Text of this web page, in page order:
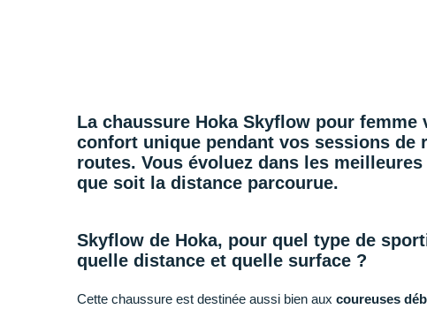
Lachaussure Hoka Skyflow pour femme
confort unique pendant vos sessions de
routes. Vous évoluez dans les
que soit la distance parcourue.
Skyflow de Hoka, pour quel type de
quelle distance et quelle surface ?
Cette chaussure est destinée aussi bien aux coureuses